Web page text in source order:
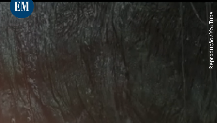
Reprodução / YouTube